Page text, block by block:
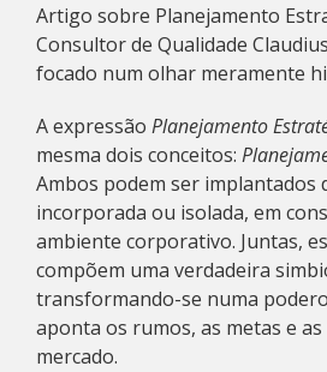
Artigo sobre Planejamento
Consultor de Qualidade
focado num olhar meramente
A expressão Planejamento
mesma dois conceitos:
Ambos podem ser implantados
incorporada ou isolada, em
ambiente corporativo. Juntas,
compõem uma verdadeira
transformando-se numa
aponta os rumos, as metas e
mercado.